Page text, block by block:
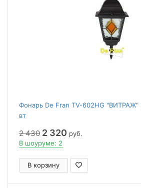
Фонарь De Fran TV-602HG "ВИТРАЖ"
вт
2 430 2 320 руб.
В шоуруме: 2
В корзину